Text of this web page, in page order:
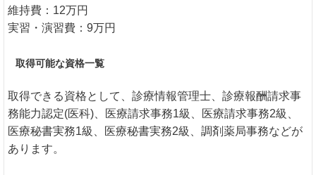
維持費：12万円
実習・演習費：9万円
取得可能な資格一覧
取得できる資格として、診療情報管理士、診療報酬請求事
務能力認定(医科)、医療請求事務1級、医療請求事務2級、
医療秘書実務1級、医療秘書実務2級、調剤薬局事務などが
あります。